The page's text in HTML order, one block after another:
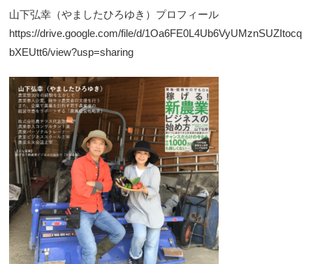
山下弘幸（やましたひろゆき）プロフィール
https://drive.google.com/file/d/1Oa6FE0L4Ub6VyUMznSUZItocq
bXEUtt6/view?usp=sharing